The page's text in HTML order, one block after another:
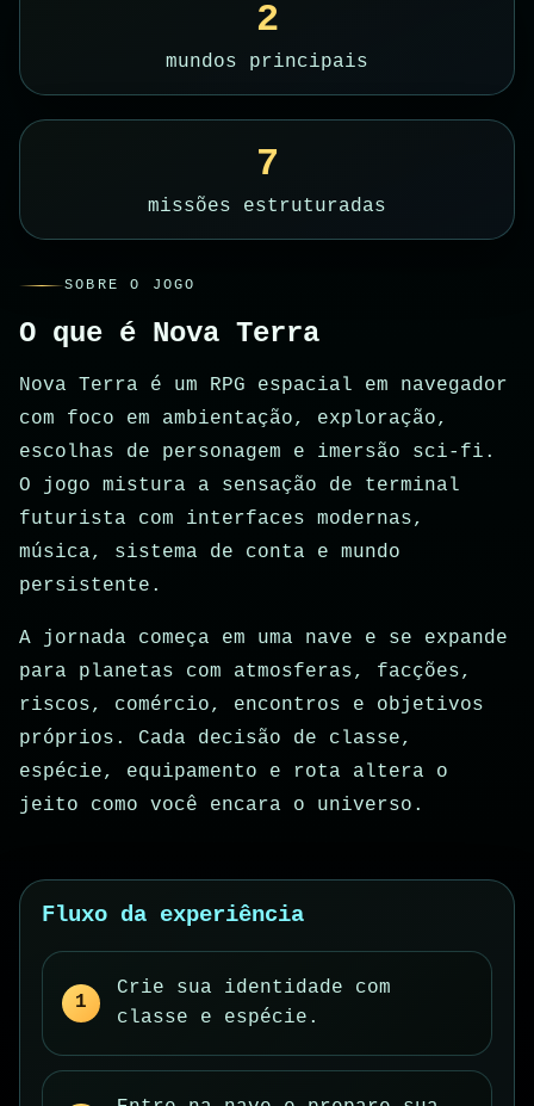
2
mundos principais
7
missões estruturadas
SOBRE O JOGO
O que é Nova Terra
Nova Terra é um RPG espacial em navegador
com foco em ambientação, exploração,
escolhas de personagem e imersão sci-fi.
O jogo mistura a sensação de terminal
futurista com interfaces modernas,
música, sistema de conta e mundo
persistente.
A jornada começa em uma nave e se expande
para planetas com atmosferas, facções,
riscos, comércio, encontros e objetivos
próprios. Cada decisão de classe,
espécie, equipamento e rota altera o
jeito como você encara o universo.
Fluxo da experiência
Crie sua identidade com
classe e espécie.